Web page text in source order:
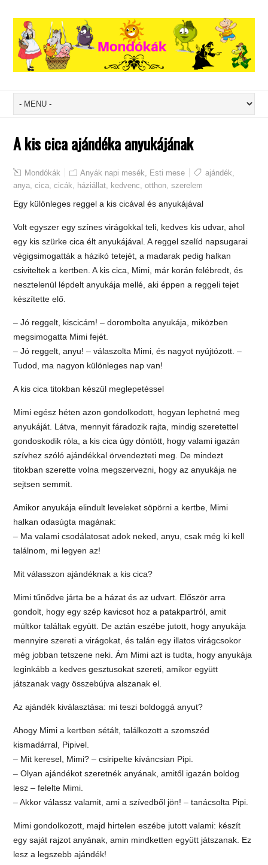
A kis cica ajándéka anyukájának
Mondókák Anyák napi mesék Esti mese ajándék
anya ,cica ,cicák háziállat kedvenc ,otthon ,szerelem
Egy különleges reggel a kis cicával és anyukájával
Volt egyszer egy színes virágokkal teli, kedves kis udvar, ahol
egy kis szürke cica élt anyukájával. A reggel szelíd napsugarai
végigsimogatták a házikó tetejét, a madarak pedig halkan
csiviteltek a kertben. A kis cica, Mimi, már korán felébredt, és
nesztelenül lépdelt anyukája mellé, aki éppen a reggeli tejet
készítette elő.
– Jó reggelt, kiscicám! – dorombolta anyukája, miközben
megsimogatta Mimi fejét.
– Jó reggelt, anyu! – válaszolta Mimi, és nagyot nyújtózott. –
Tudod, ma nagyon különleges nap van!
A kis cica titokban készül meglepetéssel
Mimi egész héten azon gondolkodott, hogyan lephetné meg
anyukáját. Látva, mennyit fáradozik rajta, mindig szeretettel
gondoskodik róla, a kis cica úgy döntött, hogy valami igazán
szívhez szóló ajándékkal örvendezteti meg. De mindezt
titokban szerette volna megszervezni, hogy az anyukája ne
sejtsen semmit.
Amikor anyukája elindult leveleket söpörni a kertbe, Mimi
halkan odasúgta magának:
– Ma valami csodálatosat adok neked, anyu, csak még ki kell
találnom, mi legyen az!
Mit válasszon ajándéknak a kis cica?
Mimi tűnődve járta be a házat és az udvart. Először arra
gondolt, hogy egy szép kavicsot hoz a patakpartról, amit
múltkor találtak együtt. De aztán eszébe jutott, hogy anyukája
mennyire szereti a virágokat, és talán egy illatos virágcsokor
még jobban tetszene neki. Ám Mimi azt is tudta, hogy anyukája
leginkább a kedves gesztusokat szereti, amikor együtt
játszanak vagy összebújva alszanak el.
Az ajándék kiválasztása: mi teszi boldoggá anyut?
Ahogy Mimi a kertben sétált, találkozott a szomszéd
kismadárral, Pipivel.
– Mit keresel, Mimi? – csiripelte kíváncsian Pipi.
– Olyan ajándékot szeretnék anyának, amitől igazán boldog
lesz – felelte Mimi.
– Akkor válassz valamit, ami a szívedből jön! – tanácsolta Pipi.
Mimi gondolkozott, majd hirtelen eszébe jutott valami: készít
egy saját rajzot anyának, amin mindketten együtt játszanak. Ez
lesz a legszebb ajándék!